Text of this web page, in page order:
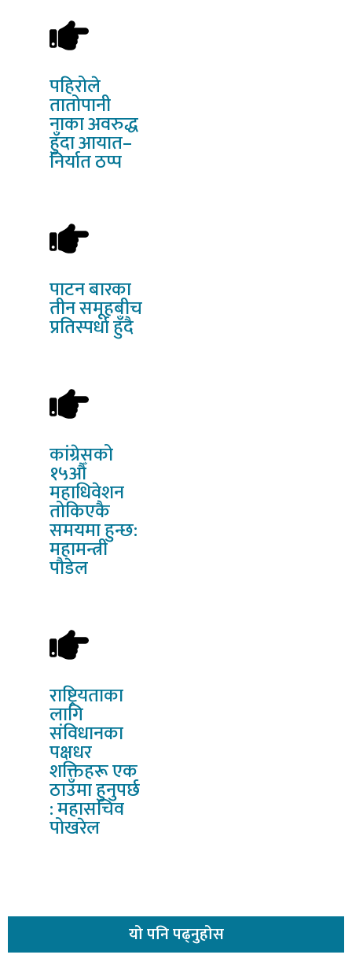
पहिरोले
तातोपानी
नाका अवरुद्ध
हुँदा आयात–
निर्यात ठप्प
पाटनबारका
तीन समूहबीच
प्रतिस्पर्धा हुँदै
कांग्रेसको
१५औँ
महाधिवेशन
तोकिएकै
समयमा हुन्छ:
महामन्त्री
पौडेल
राष्ट्रियताका
लागि
संविधानका
पक्षधर
शक्तिहरू एक
ठाउँमा हुनुपर्छ
: महासचिव
पोखरेल
योपनि पढ्नुहोस